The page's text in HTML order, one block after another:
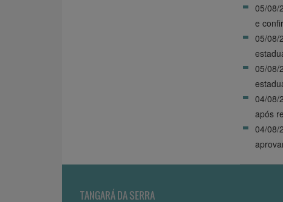
05/08/
e
05/08/
05/08/
04/08/
após
04/08/
TANGARÁ DA SERRA